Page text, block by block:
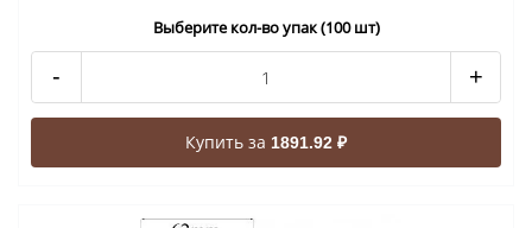
Выберите кол-во упак (100 шт)
- +
Купить за 1891.92 ₽